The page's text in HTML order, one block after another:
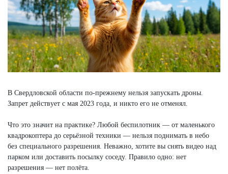
В Свердловской области по-прежнему нельзя запускать дроны.
Запрет действует с мая 2023 года, и никто его не отменял.
Что это значит на практике? Любой беспилотник — от маленького
квадрокоптера до серьёзной техники — нельзя поднимать в небо
без специального разрешения. Неважно, хотите вы снять видео над
парком или доставить посылку соседу. Правило одно: нет
разрешения — нет полёта.